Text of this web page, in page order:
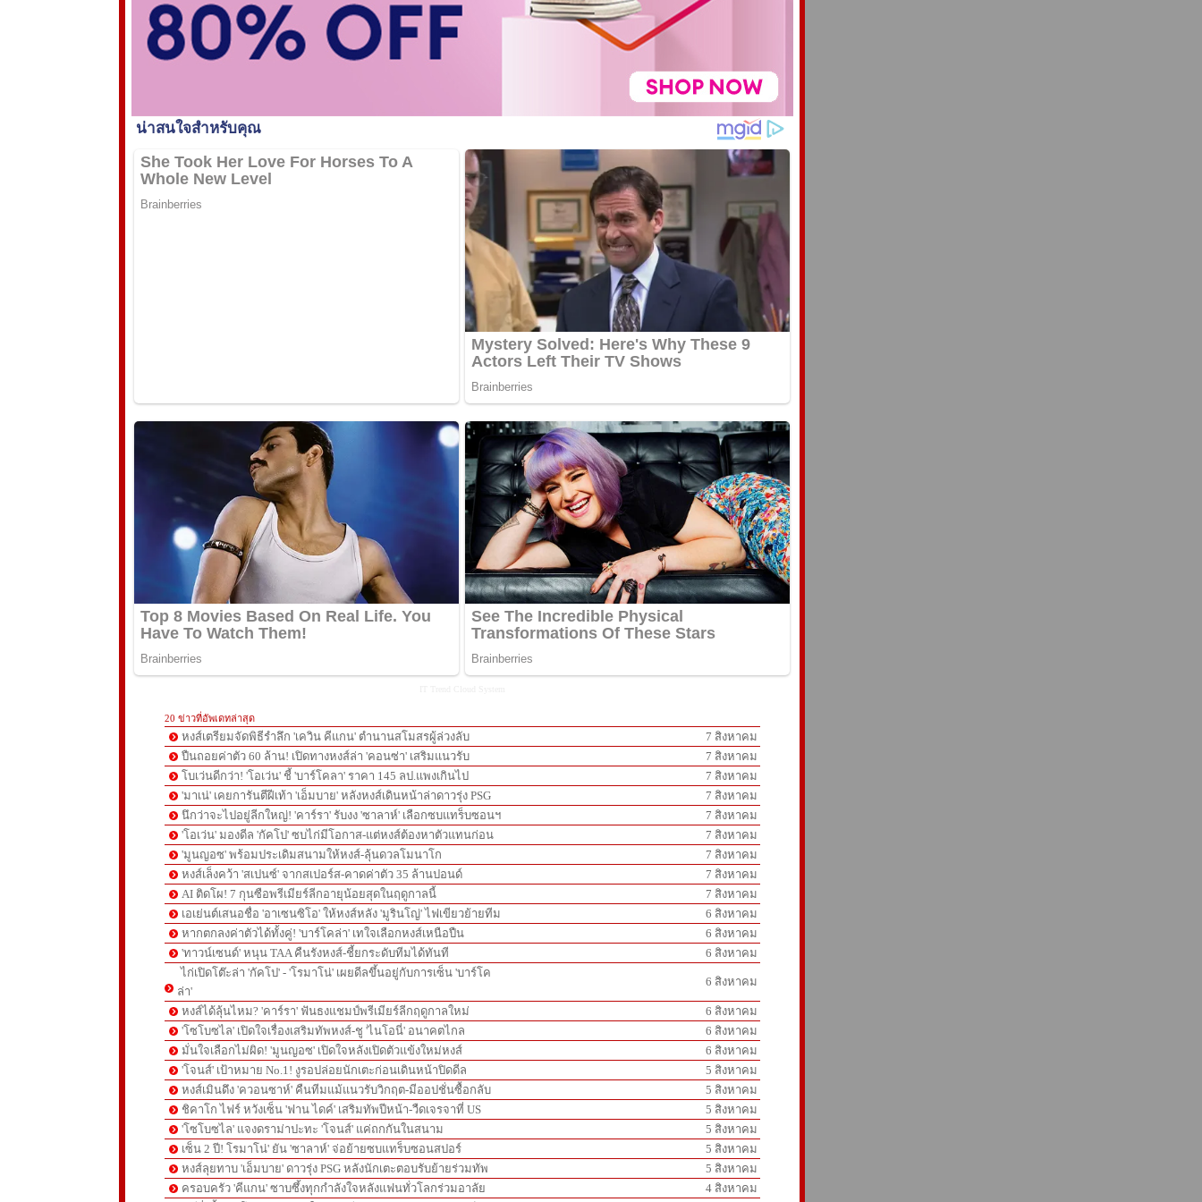
20 ข่าวที่อัพเดทล่าสุด
หงส์เตรียมจัดพิธีรำลึก 'เควิน คีแกน' ตำนานสโมสรผู้ล่วงลับ
7 สิงหาคม
ปืนถอยค่าตัว 60 ล้าน! เปิดทางหงส์ล่า 'คอนซ่า' เสริมแนวรับ
7 สิงหาคม
โบเว่นดีกว่า! 'โอเว่น' ชี้ 'บาร์โคลา' ราคา 145 ลป.แพงเกินไป
7 สิงหาคม
'มาเน่' เคยการันตีฝีเท้า 'เอ็มบาย' หลังหงส์เดินหน้าล่าดาวรุ่ง PSG
7 สิงหาคม
นึกว่าจะไปอยู่ลีกใหญ่! 'คาร์รา' รับงง 'ซาลาห์' เลือกซบแทร็บซอนฯ
7 สิงหาคม
'โอเว่น' มองดีล 'กัคโป' ซบไก่มีโอกาส-แต่หงส์ต้องหาตัวแทนก่อน
7 สิงหาคม
'มูนญอซ' พร้อมประเดิมสนามให้หงส์-ลุ้นดวลโมนาโก
7 สิงหาคม
หงส์เล็งคว้า 'สเปนซ์' จากสเปอร์ส-คาดค่าตัว 35 ล้านปอนด์
7 สิงหาคม
AI ติดโผ! 7 กุนซือพรีเมียร์ลีกอายุน้อยสุดในฤดูกาลนี้
7 สิงหาคม
เอเย่นต์เสนอชื่อ 'อาเซนซิโอ' ให้หงส์หลัง 'มูรินโญ่' ไฟเขียวย้ายทีม
6 สิงหาคม
หากตกลงค่าตัวได้ทั้งคู่! 'บาร์โคล่า' เทใจเลือกหงส์เหนือปืน
6 สิงหาคม
'ทาวน์เซนด์' หนุน TAA คืนรังหงส์-ชี้ยกระดับทีมได้ทันที
6 สิงหาคม
ไก่เปิดโต๊ะล่า 'กัคโป' - 'โรมาโน่' เผยดีลขึ้นอยู่กับการเซ็น 'บาร์โค
ล่า'
6 สิงหาคม
หงส์ได้ลุ้นไหม? 'คาร์รา' ฟันธงแชมป์พรีเมียร์ลีกฤดูกาลใหม่
6 สิงหาคม
'โซโบซไล' เปิดใจเรื่องเสริมทัพหงส์-ชู 'ไนโอนี่' อนาคตไกล
6 สิงหาคม
มั่นใจเลือกไม่ผิด! 'มูนญอซ' เปิดใจหลังเปิดตัวแข้งใหม่หงส์
6 สิงหาคม
'โจนส์' เป้าหมาย No.1! งูรอปล่อยนักเตะก่อนเดินหน้าปิดดีล
5 สิงหาคม
หงส์เมินดึง 'ควอนซาห์' คืนทีมแม้แนวรับวิกฤต-มีออปชั่นซื้อกลับ
5 สิงหาคม
ชิคาโก ไฟร์ หวังเซ็น 'ฟาน ไดค์' เสริมทัพปีหน้า-วืดเจรจาที่ US
5 สิงหาคม
'โซโบซไล' แจงดราม่าปะทะ 'โจนส์' แค่ถกกันในสนาม
5 สิงหาคม
เซ็น 2 ปี! โรมาโน่' ยัน 'ซาลาห์' จ่อย้ายซบแทร็บซอนสปอร์
5 สิงหาคม
หงส์ลุยทาบ 'เอ็มบาย' ดาวรุ่ง PSG หลังนักเตะตอบรับย้ายร่วมทัพ
5 สิงหาคม
ครอบครัว 'คีแกน' ซาบซึ้งทุกกำลังใจหลังแฟนทั่วโลกร่วมอาลัย
4 สิงหาคม